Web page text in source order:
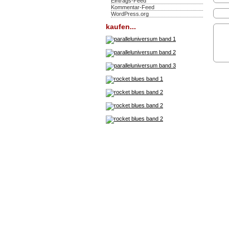
Kommentar-Feed
WordPress.org
kaufen...